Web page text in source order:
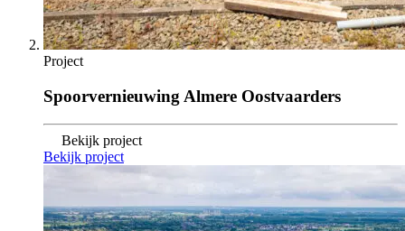
Project
Spoorvernieuwing Almere Oostvaarders
Bekijk project
Bekijk project